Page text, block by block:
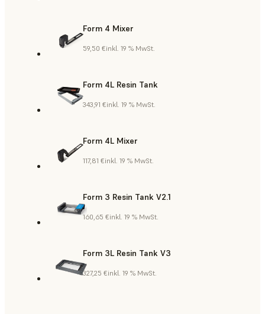
Form 4 Mixer
59,50 €inkl. 19 % MwSt.
Form 4L Resin Tank
343,91 €inkl. 19 % MwSt.
Form 4L Mixer
117,81 €inkl. 19 % MwSt.
Form 3 Resin Tank V2.1
160,65 €inkl. 19 % MwSt.
Form 3L Resin Tank V3
327,25 €inkl. 19 % MwSt.